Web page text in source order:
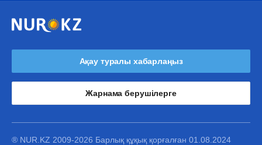
Ақау туралы хабарлаңыз
Жарнама берушілерге
® NUR.KZ 2009-2026 Барлық құқық қорғалған 01.08.2024